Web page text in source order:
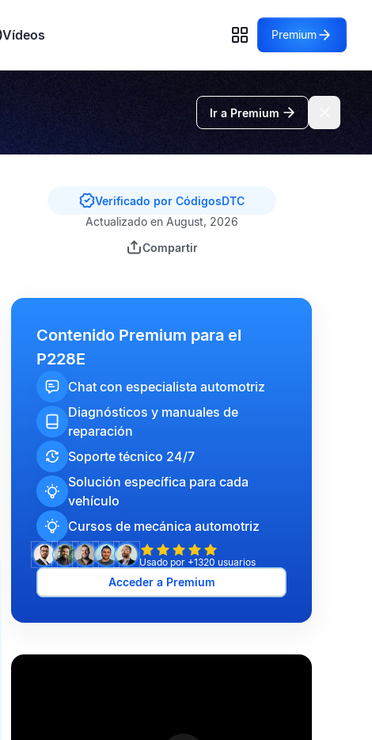
Vídeos Premium
Ir a Premium
Verificado por CódigosDTC
Actualizado en August, 2026
Compartir
Contenido Premium para el
P228E
Chat con especialista automotriz
Diagnósticos y manuales de
reparación
Soporte técnico 24/7
Solución específica para cada
vehículo
Cursos de mecánica automotriz
Usado por +1320 usuarios
Acceder a Premium